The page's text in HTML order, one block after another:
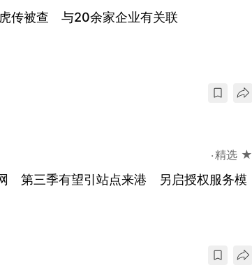
传被查 与20余家企业有关联
精选 ★
第三季有望引站点来港 另启授权服务模